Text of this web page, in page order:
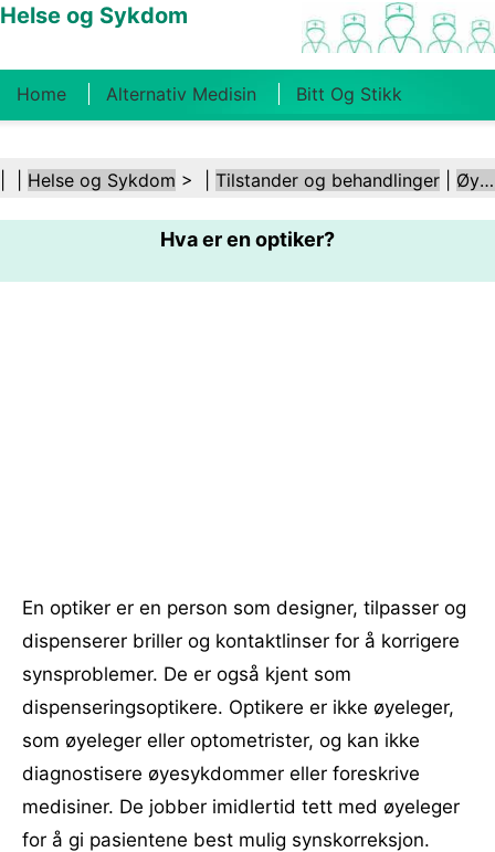
Helse og Sykdom
Home Alternativ Medisin Bitt Og Stikk
Kosthold Og Ernæring Familiehelse
Psykisk Helse Folkehelse Og
Sikkerhet Kirurgi Og Prosedyrer Helse
Helse og Sykdom > | Tilstander og behandlinger Øye- og synsforstyrrelser
Hva er en optiker?
En optiker er en person som designer, tilpasser og
dispenserer briller og kontaktlinser for å korrigere
synsproblemer. De er også kjent som
dispenseringsoptikere. Optikere er ikke øyeleger,
som øyeleger eller optometrister, og kan ikke
diagnostisere øyesykdommer eller foreskrive
medisiner. De jobber imidlertid tett med øyeleger
for å gi pasientene best mulig synskorreksjon.